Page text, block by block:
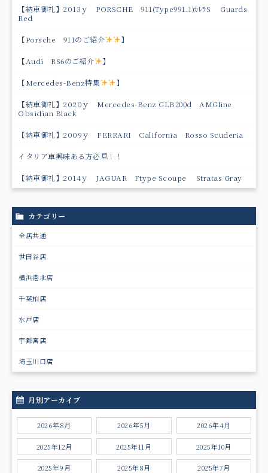
【納車御礼】2013ｙ PORSCHE 911(Type991.1)ｶﾚﾗS Guards
Red
【Porsche 911のご紹介 】
【Audi RS6のご紹介 】
【Mercedes-Benz特集 】
【納車御礼】2020ｙ Mercedes-Benz GLB200d AMGline
Obsidian Black
【納車御礼】2009ｙ FERRARI California Rosso Scuderia
イタリア車興味ある方必見！！
【納車御礼】2014ｙ JAGUAR Ftype Scoupe Stratas Gray
カテゴリー
全店共通
世田谷店
横浜港北店
千葉柏店
水戸店
宇都宮店
埼玉川口店
月別アーカイブ
2026年8月 2026年5月 2026年4月
2025年12月 2025年11月 2025年10月
2025年9月 2025年8月 2025年7月